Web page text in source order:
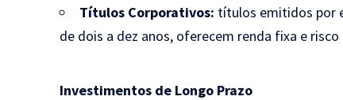
Títulos Corporativos: títulos emitidos por
de dois a dez anos, oferecem renda fixa e
Investimentos de Longo Prazo